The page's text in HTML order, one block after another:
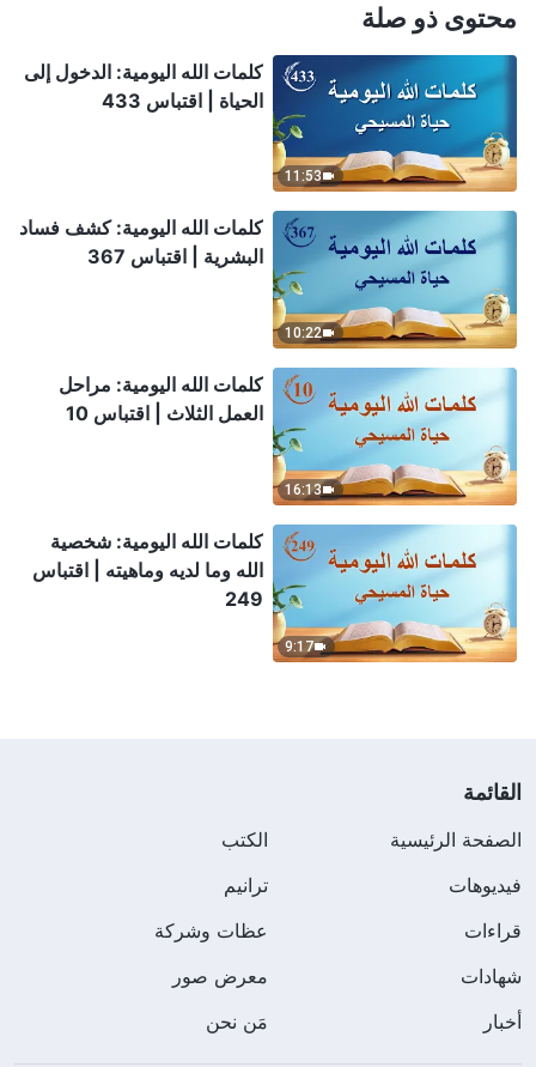
محتوى ذو صلة
11:53
كلمات الله اليومية: الدخول إلى
الحياة | اقتباس 433
10:22
كلمات الله اليومية: كشف فساد
البشرية | اقتباس 367
16:13
كلمات الله اليومية: مراحل
العمل الثلاث | اقتباس 10
9:17
كلمات الله اليومية: شخصية
الله وما لديه وماهيته | اقتباس
249
القائمة
الصفحة الرئيسية
الكتب
فيديوهات
ترانيم
قراءات
عظات وشركة
شهادات
معرض صور
أخبار
مَن نحن